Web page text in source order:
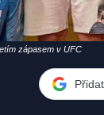
zápasem v UFC